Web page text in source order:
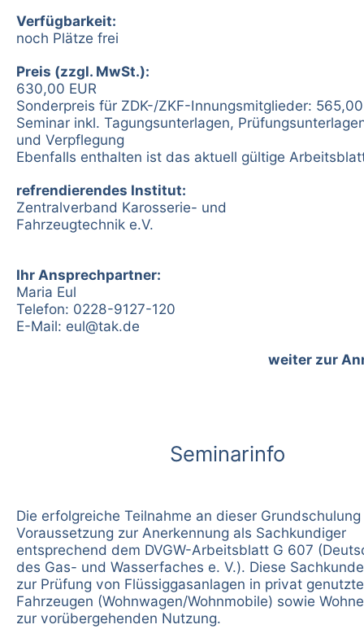
Verfügbarkeit:
noch Plätze frei
Preis (zzgl. MwSt.):
630,00 EUR
Sonderpreis für ZDK-/ZKF-Innungsmitglieder:
Seminar inkl. Tagungsunterlagen,
und Verpflegung
Ebenfalls enthalten ist das aktuell gültige
refrendierendes Institut:
Zentralverband Karosserie- und
Fahrzeugtechnik e.V.
Ihr Ansprechpartner:
Maria Eul
Telefon: 0228-9127-120
E-Mail: eul@tak.de
weiter zur
Seminarinfo
Die erfolgreiche Teilnahme an dieser
Voraussetzung zur Anerkennung als Sachkundiger
entsprechend dem DVGW-Arbeitsblatt G 607
des Gas- und Wasserfaches e. V.). Diese
zur Prüfung von Flüssiggasanlagen in privat
Fahrzeugen (Wohnwagen/Wohnmobile) sowie
zur vorübergehenden Nutzung.